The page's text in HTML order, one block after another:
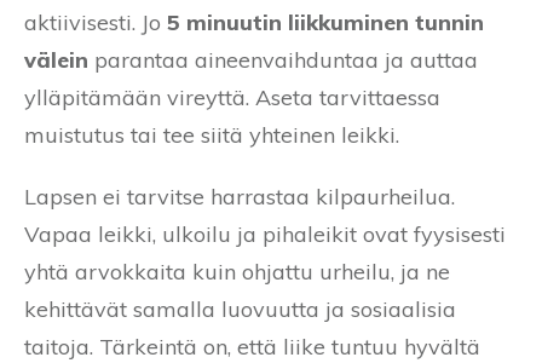
aktiivisesti. Jo 5 minuutin liikkuminen tunnin
välein parantaa aineenvaihduntaa ja auttaa
ylläpitämään vireyttä. Aseta tarvittaessa
muistutus tai tee siitä yhteinen leikki.
Lapsen ei tarvitse harrastaa kilpaurheilua.
Vapaa leikki, ulkoilu ja pihaleikit ovat fyysisesti
yhtä arvokkaita kuin ohjattu urheilu, ja ne
kehittävät samalla luovuutta ja sosiaalisia
taitoja. Tärkeintä on, että liike tuntuu hyvältä